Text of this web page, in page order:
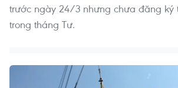
trước ngày 24/3 nhưng chưa đăng ký
trong tháng Tư.